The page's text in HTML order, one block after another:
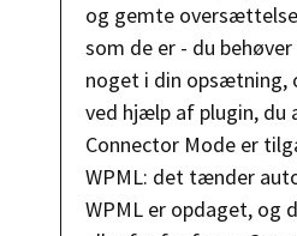
og gemte
som de er - du
noget i din opsætning,
ved hjælp af plugin, du
Connector Mode er
WPML: det tænder
WPML er opdaget, og